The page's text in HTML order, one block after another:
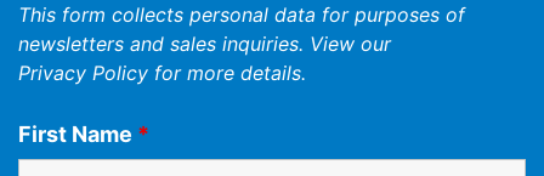
This form collects personal data for purposes of
newsletters and sales inquiries. View our
Privacy Policy for more details.
First Name *